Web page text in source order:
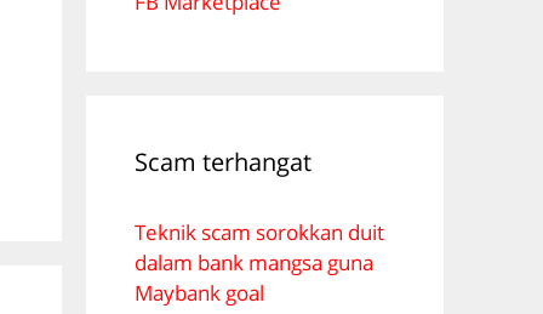
Scam terhangat
Teknik scam sorokkan duit
dalam bank mangsa guna
Maybank goal